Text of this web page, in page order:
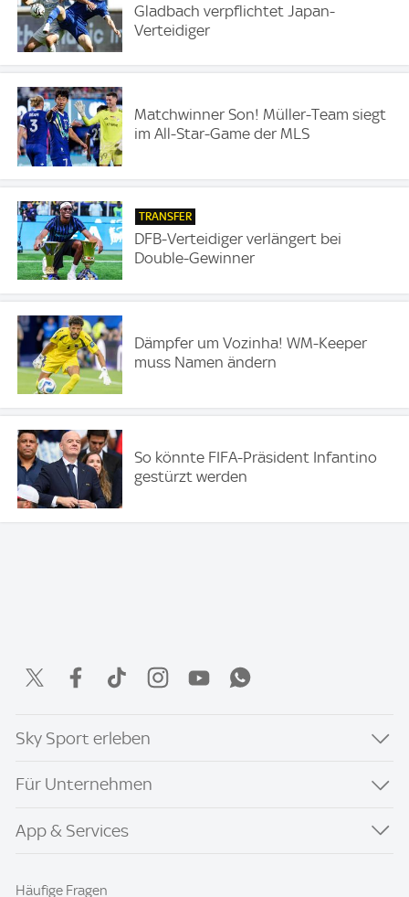
Gladbach verpflichtet Japan-
Verteidiger
Matchwinner Son! Müller-Team siegt
im All-Star-Game der MLS
TRANSFER
DFB-Verteidiger verlängert bei
Double-Gewinner
Dämpfer um Vozinha! WM-Keeper
muss Namen ändern
So könnte FIFA-Präsident Infantino
gestürzt werden
Sky Sport erleben
Für Unternehmen
App & Services
Häufige Fragen